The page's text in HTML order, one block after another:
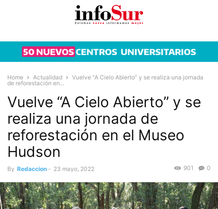
Home Actualidad
Vuelve “A Cielo Abierto” y se realiza una jornada
de reforestación en...
Vuelve “A Cielo Abierto” y se
realiza una jornada de
reforestación en el Museo
Hudson
By Redaccion - 23 mayo, 2022 0
901